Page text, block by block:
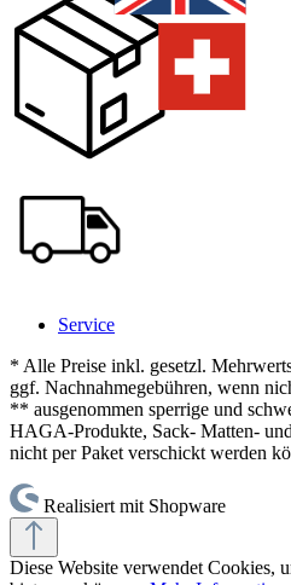
Service
* Alle Preise inkl. gesetzl.
ggf. Nachnahmegebühren, wenn
** ausgenommen sperrige und
HAGA-Produkte, Sack- Matten-
nicht per Paket verschickt werden
Realisiert mit Shopware
Diese Website verwendet Cookies,